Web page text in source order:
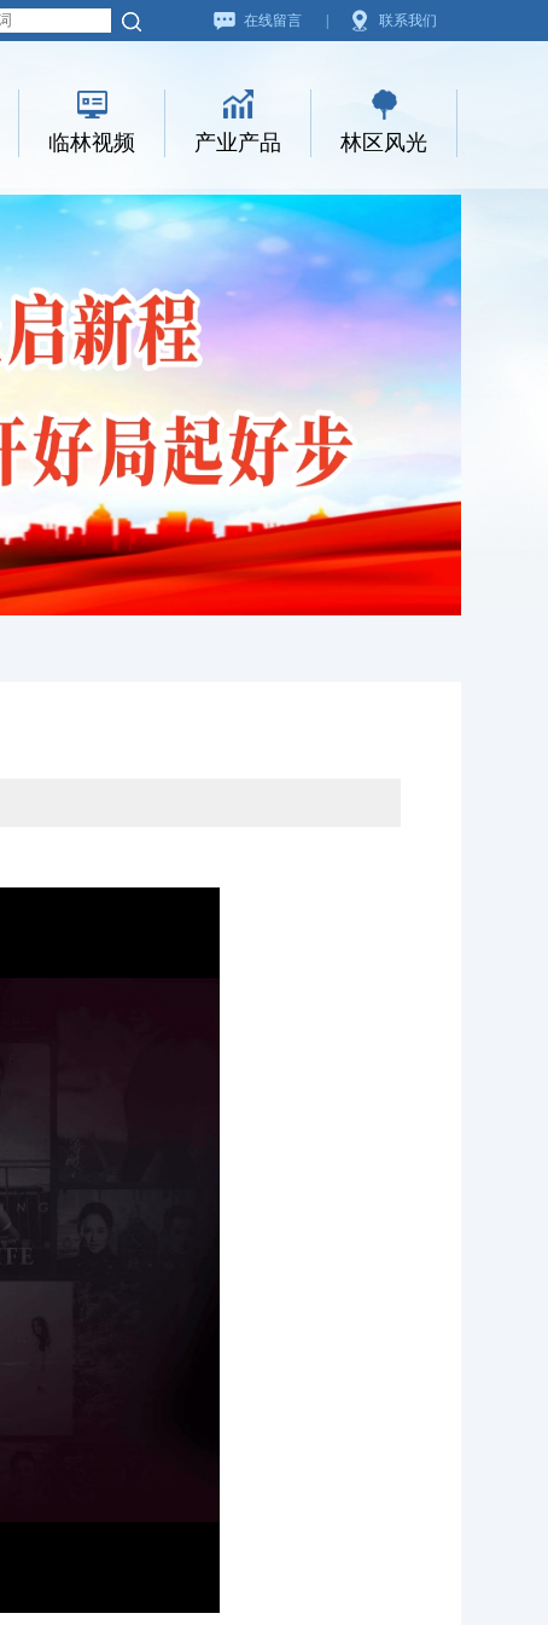
联系我们
在线留言
临林视频 产业产品 林区风光